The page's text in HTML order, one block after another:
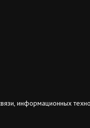
информационных